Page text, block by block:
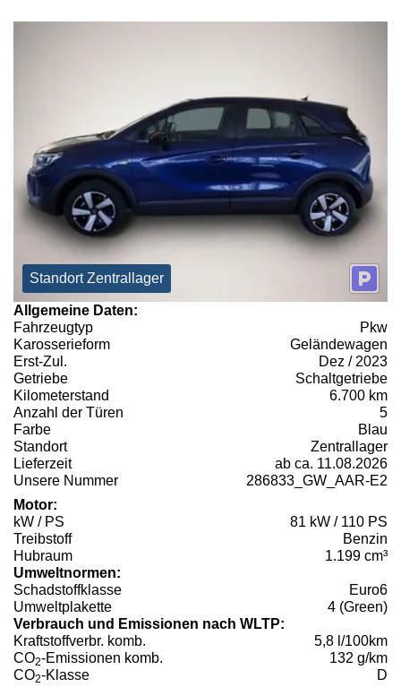
Standort Zentrallager
Allgemeine Daten:
Fahrzeugtyp
Pkw
Karosserieform
Geländewagen
Erst-Zul.
Dez / 2023
Getriebe
Schaltgetriebe
Kilometerstand
6.700 km
Anzahl der Türen
5
Farbe
Blau
Standort
Zentrallager
Lieferzeit
ab ca. 11.08.2026
Unsere Nummer
286833_GW_AAR-E2
Motor:
kW / PS
81 kW / 110 PS
Treibstoff
Benzin
Hubraum
1.199 cm³
Umweltnormen:
Schadstoffklasse
Euro6
Umweltplakette
4 (Green)
Verbrauch und Emissionen nach WLTP:
Kraftstoffverbr. komb.
5,8 l/100km
CO2-Emissionen komb.
132 g/km
CO2-Klasse D